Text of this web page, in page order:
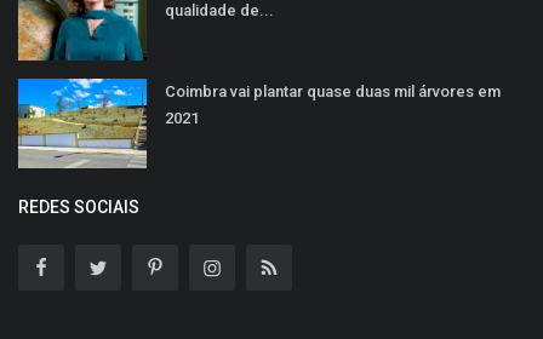
qualidade de...
Coimbra vai plantar quase duas mil árvores em
2021
REDES SOCIAIS